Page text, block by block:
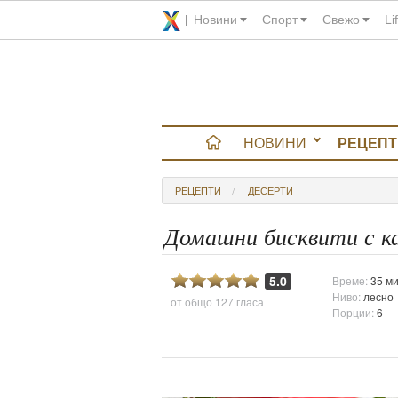
Новини Спорт Свежо
НОВИНИ
РЕЦЕПТИ ДЕСЕРТИ
Домашни бисквити с
5.0
от общо 127 гласа
Време:35
Ниво: лесно
Порции:6